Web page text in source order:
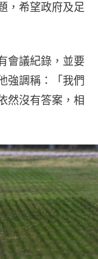
，希望政府及足
會議紀錄，並要
強調稱：「我們
然沒有答案，相